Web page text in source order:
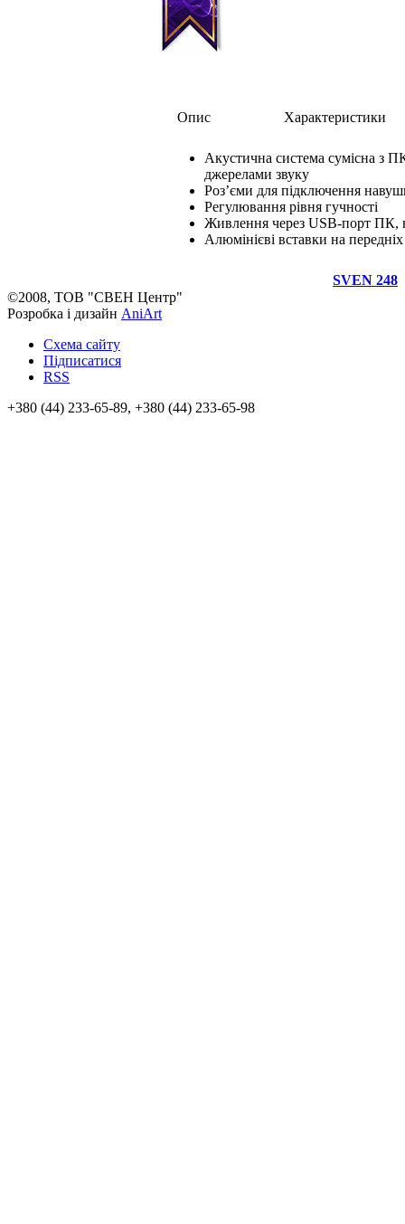
Опис Характеристики
Акустична система сумісна з
джерелами звуку
Роз’єми для підключення
Регулювання рівня гучності
Живлення через USB-порт ПК,
Алюмінієві вставки на
SVEN 248
©2008, ТОВ "СВЕН Центр"
Розробка і дизайн AniArt
Схема сайту
Підписатися
RSS
+380 (44) 233-65-89, +380 (44) 233-65-98